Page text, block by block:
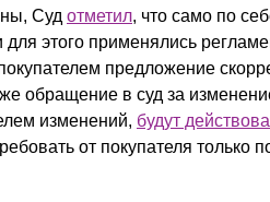
Суд отметил, что само по
этого применялись
предложение
обращение в суд за
изменений, будут
от покупателя только